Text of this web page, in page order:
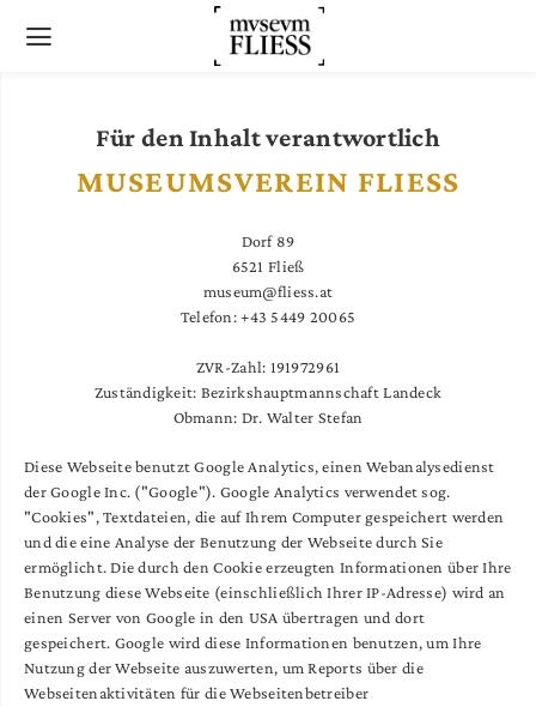
Für den Inhalt verantwortlich
MUSEUMSVEREIN FLIESS
Dorf 89
6521 Fließ
museum@fliess.at
Telefon: +43 5449 20065
ZVR-Zahl: 191972961
Zuständigkeit: Bezirkshauptmannschaft Landeck
Obmann: Dr. Walter Stefan
Diese Webseite benutzt Google Analytics, einen Webanalysedienst
der Google Inc. ("Google"). Google Analytics verwendet sog.
"Cookies", Textdateien, die auf Ihrem Computer gespeichert werden
und die eine Analyse der Benutzung der Webseite durch Sie
ermöglicht. Die durch den Cookie erzeugten Informationen über Ihre
Benutzung diese Webseite (einschließlich Ihrer IP-Adresse) wird an
einen Server von Google in den USA übertragen und dort
gespeichert. Google wird diese Informationen benutzen, um Ihre
Nutzung der Webseite auszuwerten, um Reports über die
Webseitenaktivitäten für die Webseitenbetreiber